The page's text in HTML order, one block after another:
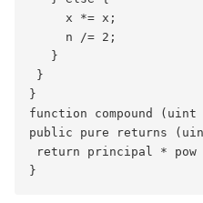
     x *= x;
     n /= 2;
   }
}
}
function compound
public pure returns
return principal *